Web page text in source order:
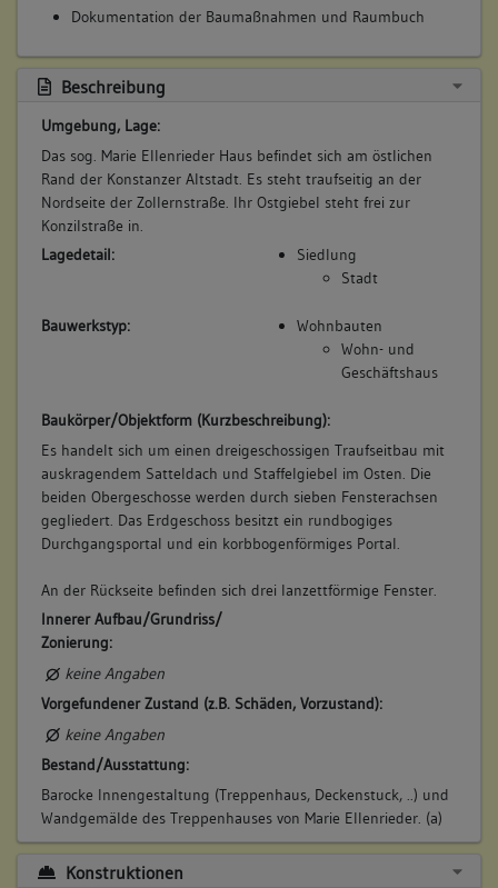
Dokumentation der Baumaßnahmen und Raumbuch
Beschreibung
Umgebung, Lage:
Das sog. Marie Ellenrieder Haus befindet sich am östlichen
Rand der Konstanzer Altstadt. Es steht traufseitig an der
Nordseite der Zollernstraße. Ihr Ostgiebel steht frei zur
Konzilstraße in.
Lagedetail:
Siedlung
Stadt
Bauwerkstyp:
Wohnbauten
Wohn- und
Geschäftshaus
Baukörper/Objektform (Kurzbeschreibung):
Es handelt sich um einen dreigeschossigen Traufseitbau mit
auskragendem Satteldach und Staffelgiebel im Osten. Die
beiden Obergeschosse werden durch sieben Fensterachsen
gegliedert. Das Erdgeschoss besitzt ein rundbogiges
Durchgangsportal und ein korbbogenförmiges Portal.
An der Rückseite befinden sich drei lanzettförmige Fenster.
Innerer Aufbau/Grundriss/
Zonierung:
keine Angaben
Vorgefundener Zustand (z.B. Schäden, Vorzustand):
keine Angaben
Bestand/Ausstattung:
Barocke Innengestaltung (Treppenhaus, Deckenstuck, ..) und
Wandgemälde des Treppenhauses von Marie Ellenrieder. (a)
Konstruktionen